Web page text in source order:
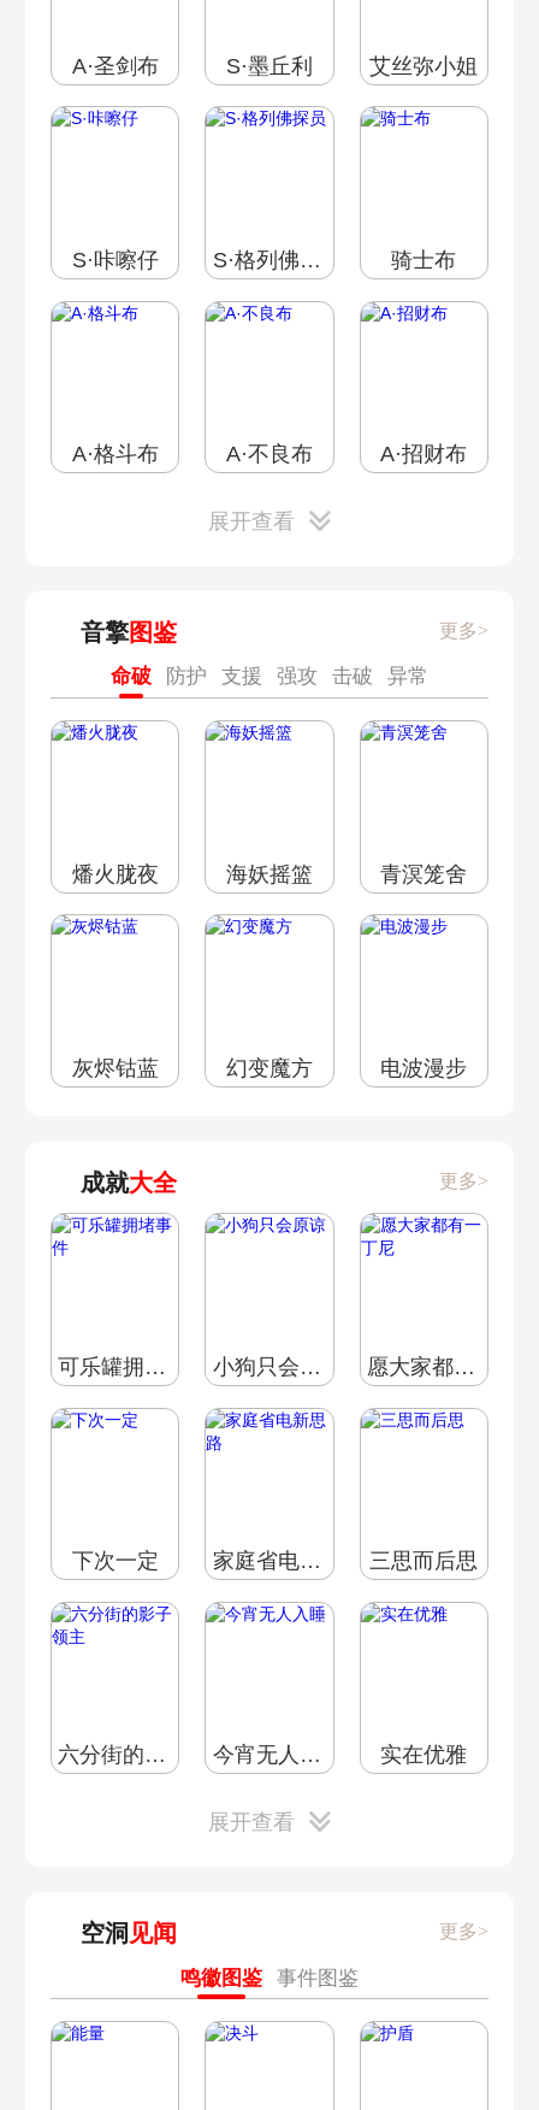
炎狱重金属 河豚电音 摇摆爵士
啄木鸟电音 灵魂摇滚 混沌重金属
喧嚣波普 独角兽电音 猛犸电音
杀手民谣 歪曲碾核 末日碾核
A·圣剑布 S·墨丘利 艾丝弥小姐
S·咔嚓仔 S·格列佛探员 骑士布
A·格斗布 A·不良布 A·招财布
A·气压布
A·扑击布 A·泪眼布 A·恶魔布
S·阿崔巡查 S·阿全 S·巴特勒
S·艾米莉安 S·鲨牙布 B·仆击布
展开查看
音擎图鉴 更多>
命破 防护 支援 强攻 击破 异常
燔火胧夜 海妖摇篮 青溟笼舍
灰烬钴蓝 幻变魔方 电波漫步
成就大全 更多>
可乐罐拥堵事件 小狗只会原谅 愿大家都有一丁尼
下次一定 家庭省电新思路 三思而后思
六分街的影子领主 今宵无人入睡 实在优雅
法厄同纪事
展开查看
空洞 见闻 更多>
鸣徽图鉴 事件图鉴